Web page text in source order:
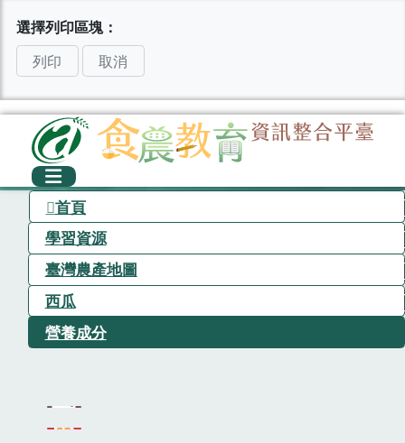
選擇列印區塊：
列印
取消
首頁
學習資源
臺灣農產地圖
西瓜
營養成分